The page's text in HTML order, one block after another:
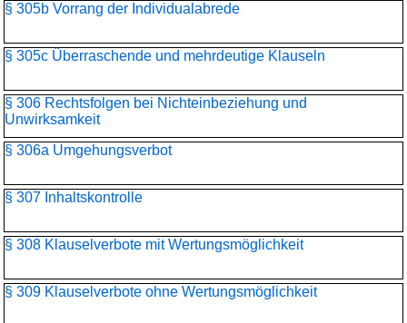
§ 305b Vorrang der Individualabrede
§ 305c Überraschende und mehrdeutige Klauseln
§ 306 Rechtsfolgen bei Nichteinbeziehung und
Unwirksamkeit
§ 306a Umgehungsverbot
§ 307 Inhaltskontrolle
§ 308 Klauselverbote mit Wertungsmöglichkeit
§ 309 Klauselverbote ohne Wertungsmöglichkeit